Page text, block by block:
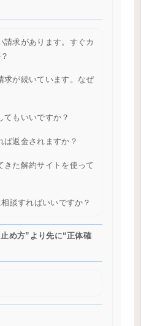
求があります。すぐカ
求が続いています。なぜ
もいいですか？
返金されますか？
きた解約サイトを使って
談すればいいですか？
め方”より先に“正体確